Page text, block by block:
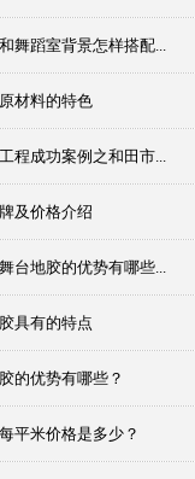
舞蹈室背景怎样搭配...
材料的特色
程成功案例之和田市...
及价格介绍
台地胶的优势有哪些...
具有的特点
的优势有哪些？
平米价格是多少？